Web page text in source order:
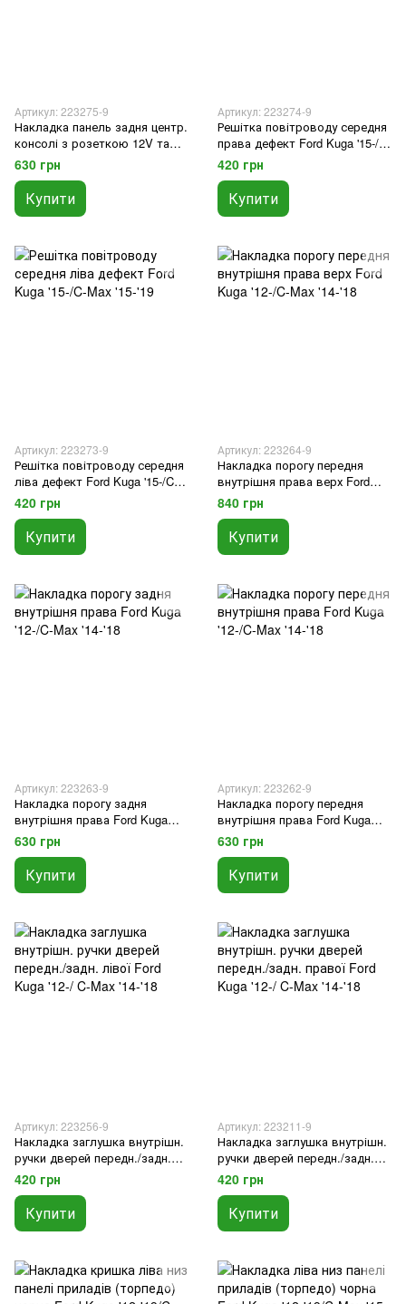
Артикул: 223275-9
Накладка панель задня центр.
консолі з розеткою 12V та
поличкою деф Ford Kuga
'12-/C-Max '15-'19
630 грн
Купити
Артикул: 223274-9
Решітка повітроводу середня
права дефект Ford Kuga '15-/C-
Max '15-'19
420 грн
Купити
Артикул: 223273-9
Решітка повітроводу середня
ліва дефект Ford Kuga '15-/C-
Max '15-'19
420 грн
Купити
Артикул: 223264-9
Накладка порогу передня
внутрішня права верх Ford
Kuga '12-/C-Max '14-'18
840 грн
Купити
Артикул: 223263-9
Накладка порогу задня
внутрішня права Ford Kuga
'12-/C-Max '14-'18
630 грн
Купити
Артикул: 223262-9
Накладка порогу передня
внутрішня права Ford Kuga
'12-/C-Max '14-'18
630 грн
Купити
Артикул: 223256-9
Накладка заглушка внутрішн.
ручки дверей передн./задн.
лівої Ford Kuga '12-/ C-Max '14-
'18
420 грн
Купити
Артикул: 223211-9
Накладка заглушка внутрішн.
ручки дверей передн./задн.
правої Ford Kuga '12-/ C-Max
'14-'18
420 грн
Купити